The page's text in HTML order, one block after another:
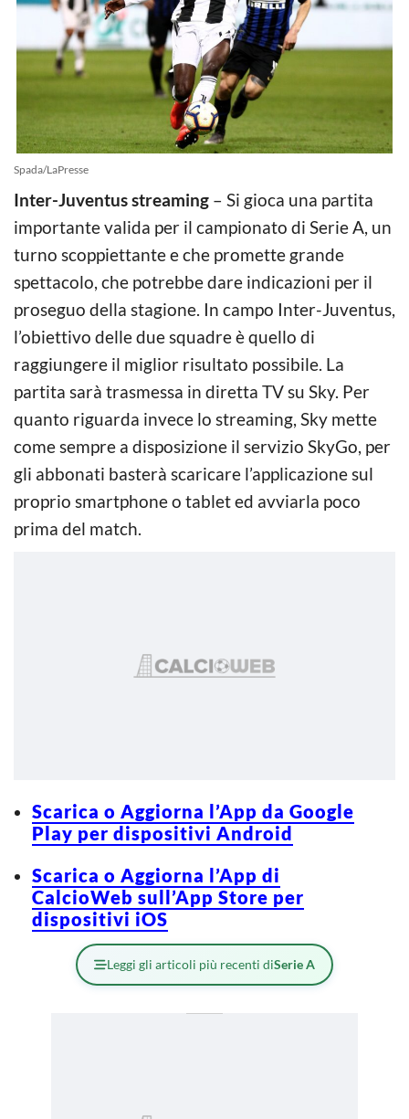
Spada/LaPresse
Inter-Juventus streaming – Si gioca una partita
importante valida per il campionato di Serie A, un
turno scoppiettante e che promette grande
spettacolo, che potrebbe dare indicazioni per il
proseguo della stagione. In campo Inter-Juventus,
l’obiettivo delle due squadre è quello di
raggiungere il miglior risultato possibile. La
partita sarà trasmessa in diretta TV su Sky. Per
quanto riguarda invece lo streaming, Sky mette
come sempre a disposizione il servizio SkyGo, per
gli abbonati basterà scaricare l’applicazione sul
proprio smartphone o tablet ed avviarla poco
prima del match.
Scarica o Aggiorna l’App da Google
Play per dispositivi Android
Scarica o Aggiorna l’App di
CalcioWeb sull’App Store per
dispositivi iOS
Leggi gli articoli più recenti diSerie A